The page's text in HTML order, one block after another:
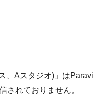
、Aスタジオ)」はParavi
されておりません。